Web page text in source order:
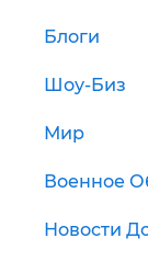
Блоги
Шоу-Биз
Мир
Военное
Новости